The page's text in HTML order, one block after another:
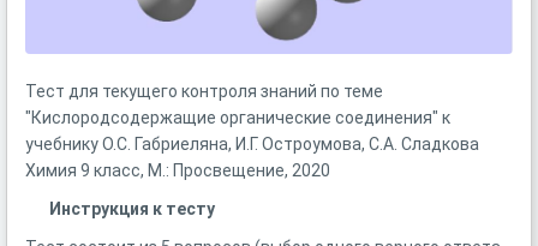
Тест для текущего контроля знаний по теме
"Кислородсодержащие органические соединения" к
учебнику О.С. Габриеляна, И.Г. Остроумова, С.А. Сладкова
Химия 9 класс, М.: Просвещение, 2020
Инструкция к тесту